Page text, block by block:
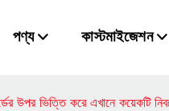
পণ্য কাস্টমাইজেশন
ভিত্তি করে এখানে কয়েকটি